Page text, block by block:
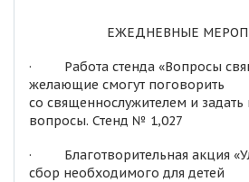
ЕЖЕДНЕВНЫЕ
· Работа стенда «Вопросы
желающие смогут поговорить
со священнослужителем и
вопросы. Стенд № 1,027
· Благотворительная акция
сбор необходимого для детей